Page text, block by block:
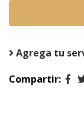
Agrega tu
Compartir: